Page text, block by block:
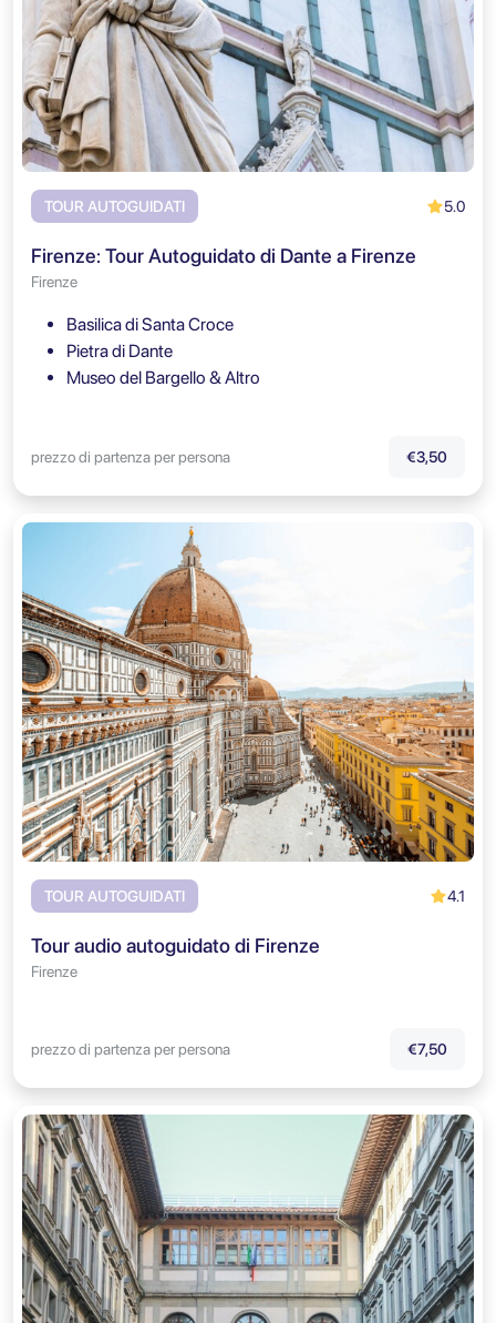
TOUR AUTOGUIDATI 5.0
Firenze: Tour Autoguidato di Dante a Firenze
Firenze
Basilica di Santa Croce
Pietra di Dante
Museo del Bargello & Altro
prezzo di partenza per persona €3,50
TOUR AUTOGUIDATI 4.1
Tour audio autoguidato di Firenze
Firenze
prezzo di partenza per persona €7,50